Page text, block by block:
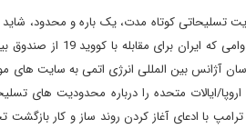
+ 4» شاید می توانست با
آژانس بین المللی انرژی اتمی به سایت های
ایالات متحده را درباره محدودیت های
با ادعای آغاز کردن روند ساز و کار بازگشت